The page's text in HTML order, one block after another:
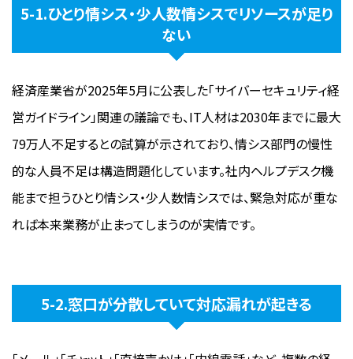
5-1.ひとり情シス・少人数情シスでリソースが足り
ない
経済産業省が2025年5月に公表した「サイバーセキュリティ経
営ガイドライン」関連の議論でも、IT人材は2030年までに最大
79万人不足するとの試算が示されており、情シス部門の慢性
的な人員不足は構造問題化しています。社内ヘルプデスク機
能まで担うひとり情シス・少人数情シスでは、緊急対応が重な
れば本来業務が止まってしまうのが実情です。
5-2.窓口が分散していて対応漏れが起きる